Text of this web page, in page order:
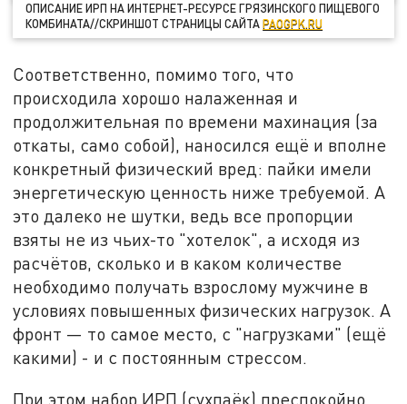
ОПИСАНИЕ ИРП НА ИНТЕРНЕТ-РЕСУРСЕ ГРЯЗИНСКОГО ПИЩЕВОГО
КОМБИНАТА//СКРИНШОТ СТРАНИЦЫ САЙТАPAOGPK.RU
Соответственно, помимо того, что
происходила хорошо налаженная и
продолжительная по времени махинация (за
откаты, само собой), наносился ещё и вполне
конкретный физический вред: пайки имели
энергетическую ценность ниже требуемой. А
это далеко не шутки, ведь все пропорции
взяты не из чьих-то "хотелок", а исходя из
расчётов, сколько и в каком количестве
необходимо получать взрослому мужчине в
условиях повышенных физических нагрузок. А
фронт — то самое место, с "нагрузками" (ещё
какими) - и с постоянным стрессом.
При этом набор ИРП (сухпаёк) преспокойно